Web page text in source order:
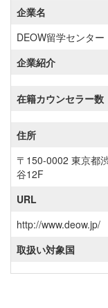
企業名
DEOW留学センター
企業紹介
在籍カウンセラー数
住所
〒150-0002 東京都
谷12F
URL
http://www.deow.jp/
取扱い対象国